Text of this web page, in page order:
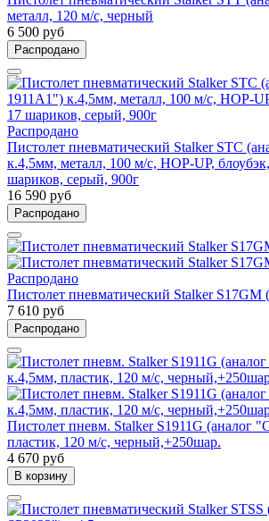
металл, 120 м/с, черный
6 500 руб
Распродано
Распродано
Пистолет пневматический Stalker STC
к.4,5мм, металл, 100 м/с, HOP-UP,
шариков, серый, 900г
16 590 руб
Распродано
Распродано
Пистолет пневматический Stalker S17GM
7 610 руб
Распродано
Пистолет пневм. Stalker S1911G (аналог
пластик, 120 м/с, черный,+250шар.
4 670 руб
В корзину